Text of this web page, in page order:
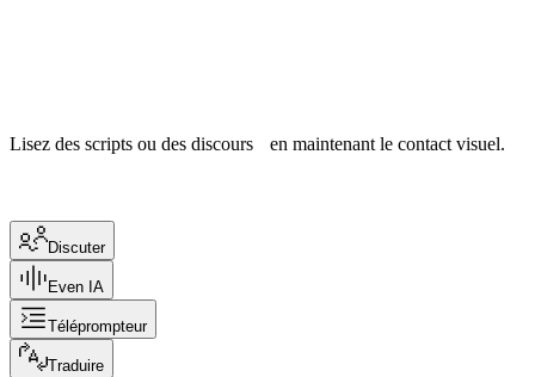
Lisez des scripts ou des discours en maintenant le contact visuel.
Discuter
Even IA
Téléprompteur
Traduire